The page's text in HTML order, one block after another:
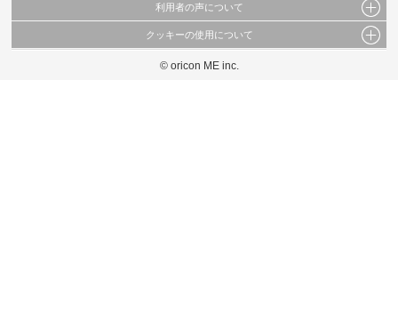
当サイトで公開されている情報（文字、写真、イラスト、画像データ等）及びこれらの配
これらの情報を権利者の許可なく無断転載・複製などの二次利用を行うことは固く禁じて
利用者の声について
当サイトに掲載している内容はすべてサービスの利用者が提出された見解・感想です。
弊社の見解・ 意見ではないことをご理解いただいた上でご覧ください。
クッキーの使用について
このサイトでは Cookie を使用して、ユーザーに合わせたコンテンツや広告の表示、ソー
© oricon ME inc.